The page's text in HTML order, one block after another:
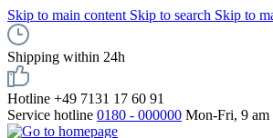
Skip to main content Skip to search Skip to
Shipping within 24h
Hotline +49 7131 17 60 91
Service hotline 0180 - 000000 Mon-Fri, 9 am